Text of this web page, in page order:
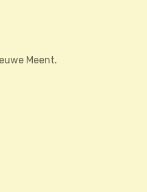
Meent.